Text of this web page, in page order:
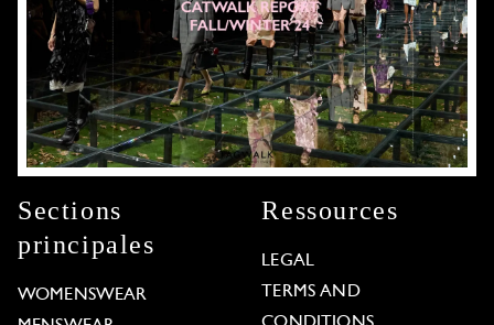
Sections
principales
WOMENSWEAR
Ressources
LEGAL
TERMS AND